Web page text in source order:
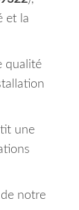
et la
qualité
une
notre